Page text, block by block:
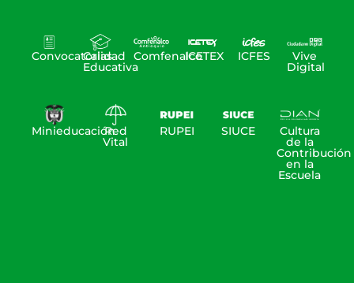
Convocatorias
Calidad
Educativa
ComfenalcoICETEX ICFES Vive
Digital
MinieducaciónRed
Vital
RUPEI SIUCE Cultura
de la
Contribución
en la
Escuela